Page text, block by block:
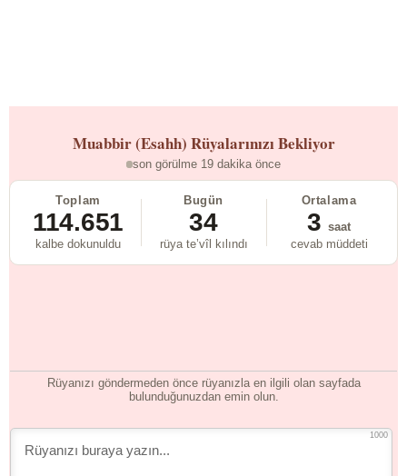
Muabbir (Esahh) Rüyalarınızı Bekliyor
son görülme 19 dakika önce
Toplam
114.651
kalbe dokunuldu
Bugün
34
rüya te’vîl kılındı
Ortalama
3 saat
cevab müddeti
Rüyanızı göndermeden önce rüyanızla en ilgili olan sayfada
bulunduğunuzdan emin olun.
1000